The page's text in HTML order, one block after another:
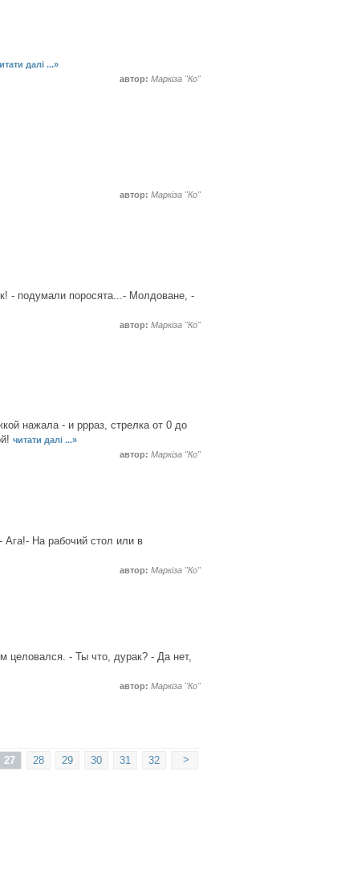
далі ...»
автор: Маркіза "Ко"
автор: Маркіза "Ко"
- подумали поросята...- Молдоване, -
автор: Маркіза "Ко"
нажала - и ррраз, стрелка от 0 до
читати далі ...»
автор: Маркіза "Ко"
На рабочий стол или в
автор: Маркіза "Ко"
целовался. - Ты что, дурак? - Да нет,
автор: Маркіза "Ко"
>
32
31
30
29
28
27